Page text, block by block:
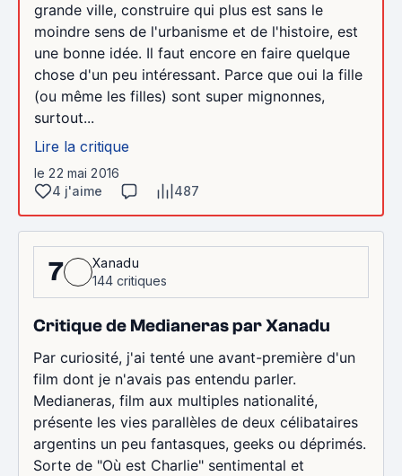
grande ville, construire qui plus est sans le
moindre sens de l'urbanisme et de l'histoire, est
une bonne idée. Il faut encore en faire quelque
chose d'un peu intéressant. Parce que oui la fille
(ou même les filles) sont super mignonnes,
surtout...
Lire la critique
le 22 mai 2016
4 j'aime
487
7
Xanadu
144 critiques
Critique de Medianeras par Xanadu
Par curiosité, j'ai tenté une avant-première d'un
film dont je n'avais pas entendu parler.
Medianeras, film aux multiples nationalité,
présente les vies parallèles de deux célibataires
argentins un peu fantasques, geeks ou déprimés.
Sorte de "Où est Charlie" sentimental et